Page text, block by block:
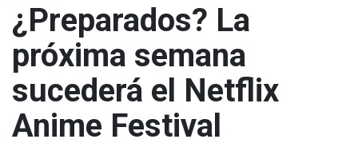
¿Preparados? La
próxima semana
sucederá el Netflix
Anime Festival